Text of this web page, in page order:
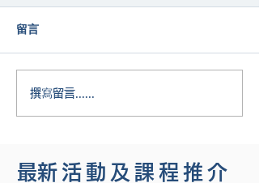
留言
撰寫留言......
​最新活動及課程推介